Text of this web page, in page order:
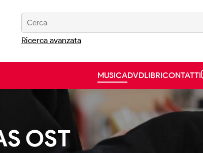
Ricerca avanzata
MUSICADVDLIBRICONTATTI
OST